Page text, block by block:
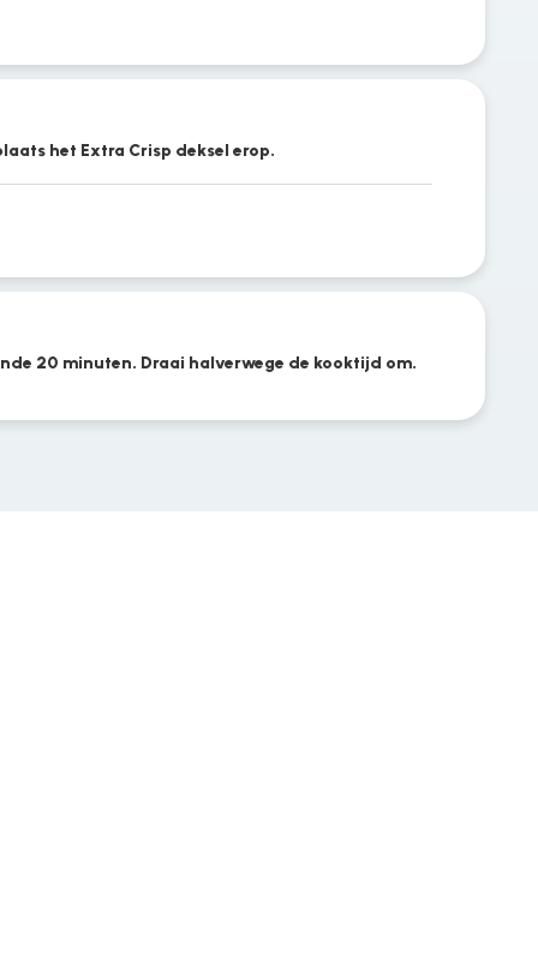
het Extra Crisp deksel erop.
20 minuten. Draai halverwege de kooktijd om.